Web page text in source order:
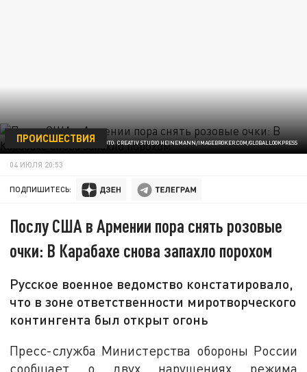
ФОТО: CREATIV STUDIO HEINEMANN/IMAGEBROKER.COM/GLOBALLOOKPRESS
ПРОИСШЕСТВИЯ
04 ИЮЛЯ 20:53
ПОДПИШИТЕСЬ:
Послу США в Армении пора снять розовые
очки: В Карабахе снова запахло порохом
Русское военное ведомство констатировало,
что в зоне ответственности миротворческого
контингента был открыт огонь
Пресс-служба Министерства обороны России
сообщает о двух нарушениях режима